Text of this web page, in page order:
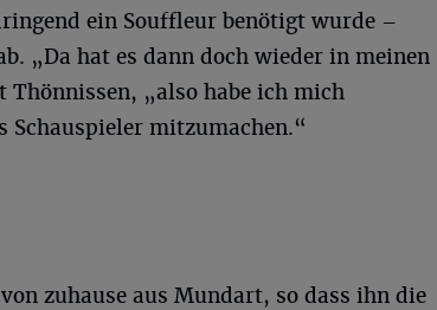
ein Souffleur benötigt wurde –
„Da hat es dann doch wieder in meinen
„also habe ich mich
Schauspieler mitzumachen.“
zuhause aus Mundart, so dass ihn die